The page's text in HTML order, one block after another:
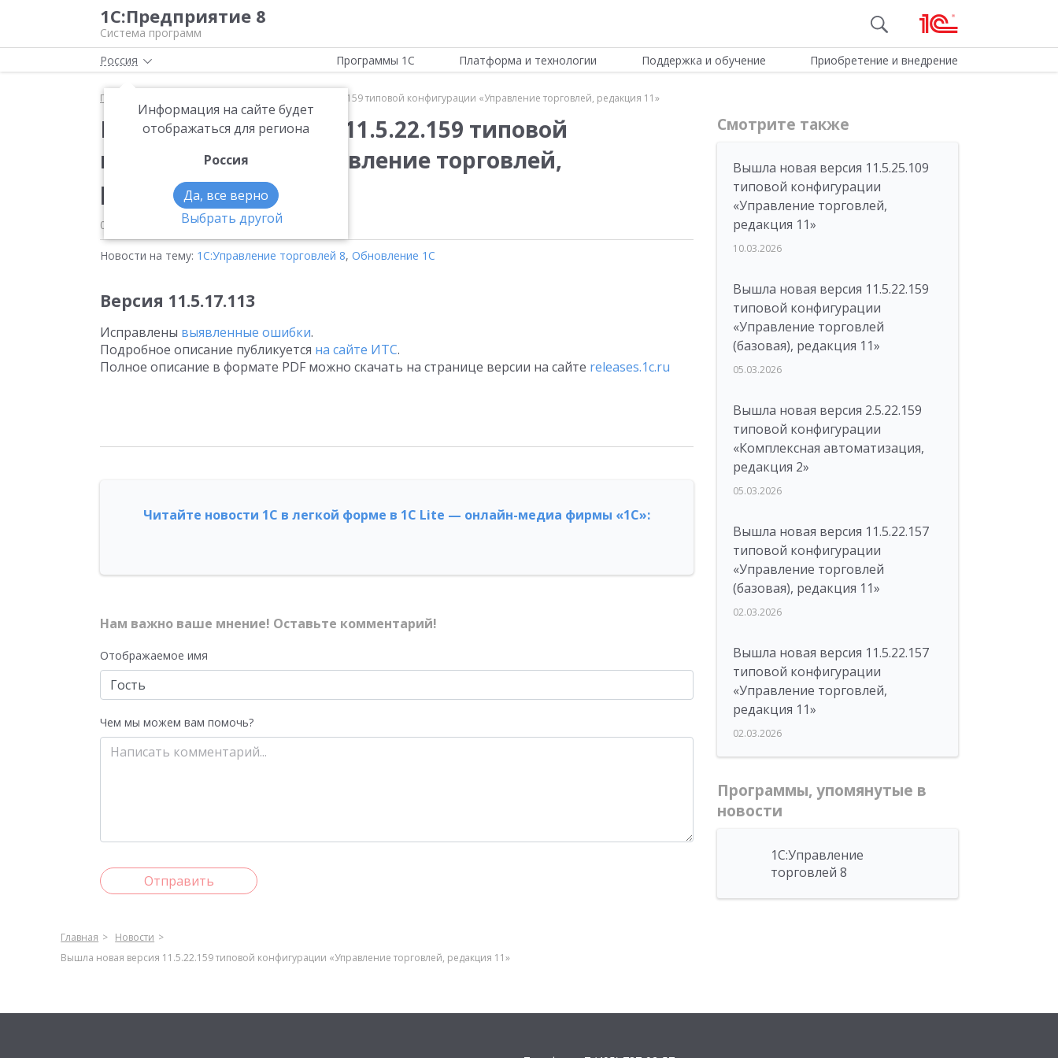
1С:Предприятие 8
Система программ
Россия
Информация на сайте будет
отображаться для региона
Россия
Да, все верно
Выбрать другой
Программы 1С Платформа и технологии Поддержка и обучение Приобретение и внедрение
Главная Вышла новая версия 11.5.22.159 типовой конфигурации «Управление торговлей, редакция 11»
Вышла новая версия 11.5.22.159 типовой
конфигурации «Управление торговлей,
редакция 11»
05.03.2026
Новости на тему: 1С:Управление торговлей 8, Обновление 1С
Версия 11.5.17.113
Исправлены выявленные ошибки.
Подробное описание публикуется на сайте ИТС.
Полное описание в формате PDF можно скачать на странице версии на сайте releases.1c.ru
Читайте новости 1С в легкой форме в 1С Lite — онлайн-медиа фирмы «1С»:
Нам важно ваше мнение! Оставьте комментарий!
Отображаемое имя
Чем мы можем вам помочь?
Отправить
Смотрите также
Вышла новая версия 11.5.25.109
типовой конфигурации
«Управление торговлей,
редакция 11»
10.03.2026
Вышла новая версия 11.5.22.159
типовой конфигурации
«Управление торговлей
(базовая), редакция 11»
05.03.2026
Вышла новая версия 2.5.22.159
типовой конфигурации
«Комплексная автоматизация,
редакция 2»
05.03.2026
Вышла новая версия 11.5.22.157
типовой конфигурации
«Управление торговлей
(базовая), редакция 11»
02.03.2026
Вышла новая версия 11.5.22.157
типовой конфигурации
«Управление торговлей,
редакция 11»
02.03.2026
Программы, упомянутые в
новости
1С:Управление
торговлей 8
Главная
Новости
Вышла новая версия 11.5.22.159 типовой конфигурации «Управление торговлей, редакция 11»